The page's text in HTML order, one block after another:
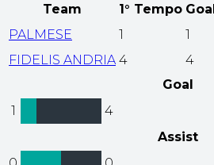
Team 1° Tempo
PALMESE
1
1
FIDELIS ANDRIA 4
4
Goal
1
4
Assist